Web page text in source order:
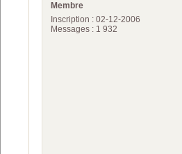
Membre
Inscription : 02-12-2006
Messages : 1 932